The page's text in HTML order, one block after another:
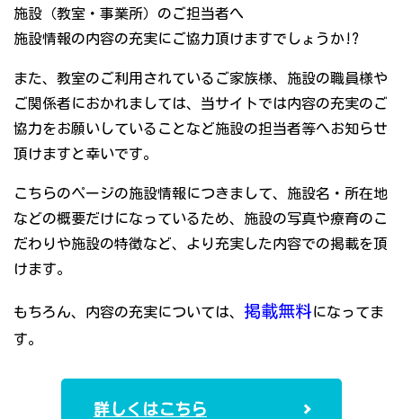
施設（教室・事業所）のご担当者へ
施設情報の内容の充実にご協力頂けますでしょうか!?
また、教室のご利用されているご家族様、施設の職員様や
ご関係者におかれましては、当サイトでは内容の充実のご
協力をお願いしていることなど施設の担当者等へお知らせ
頂けますと幸いです。
こちらのページの施設情報につきまして、施設名・所在地
などの概要だけになっているため、施設の写真や療育のこ
だわりや施設の特徴など、より充実した内容での掲載を頂
けます。
もちろん、内容の充実については、 掲載無料になってま
す。
詳しくはこちら